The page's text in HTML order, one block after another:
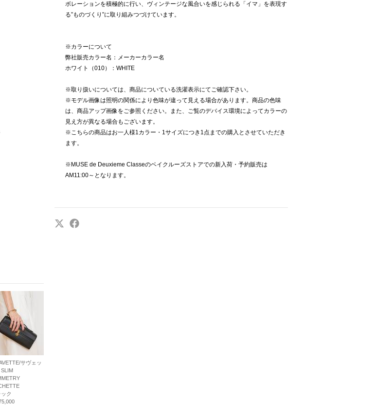
サヴェッ
SLIM
ク
ボレーションを積極的に行い、ヴィンテージな風合いを感じられる「イマ」を表現す
る”ものづくり”に取り組みつづけています。
※カラーについて
弊社販売カラー名：メーカーカラー名
ホワイト（010）：WHITE
※取り扱いについては、商品についている洗濯表示にてご確認下さい。
※モデル画像は照明の関係により色味が違って見える場合があります。商品の色味
は、商品アップ画像をご参照ください。また、ご覧のデバイス環境によってカラーの
見え方が異なる場合もございます。
※こちらの商品はお一人様1カラー・1サイズにつき1点までの購入とさせていただき
ます。
※MUSE de Deuxieme Classeのベイクルーズストアでの新入荷・予約販売は
AM11:00～となります。